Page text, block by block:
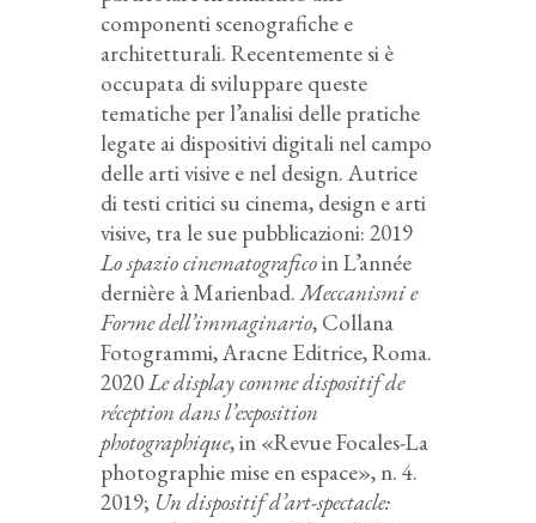
componenti scenografiche e
architetturali. Recentemente si è
occupata di sviluppare queste
tematiche per l’analisi delle pratiche
legate ai dispositivi digitali nel campo
delle arti visive e nel design. Autrice
di testi critici su cinema, design e arti
visive, tra le sue pubblicazioni: 2019
Lo spazio cinematograficoin L’année
dernière à Marienbad.Meccanismi e
Forme dell’immaginario, Collana
Fotogrammi, Aracne Editrice, Roma.
2020Le display comme dispositif de
réception dans l’exposition
photographique, in «Revue Focales-La
photographie mise en espace», n. 4.
2019; Un dispositif d’art-spectacle: